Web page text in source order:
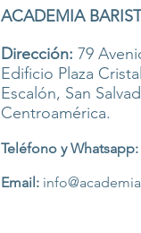
ACADEMIA
Dirección: 79
Edificio Plaza
Escalón, San
Centroamérica.
Teléfono y Whatsapp:
Email: